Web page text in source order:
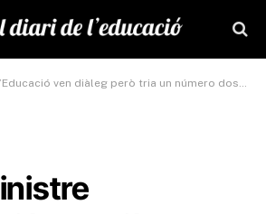
ven diàleg però tria un número dos amb mà de ferro